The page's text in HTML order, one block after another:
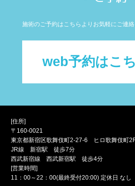
施術のご予約はこちらよりお気軽にご連絡
web予約はこ
[住所]
〒160-0021
東京都新宿区歌舞伎町2-27-6 ヒロ歌舞伎町
JR線 新宿駅 徒歩7分
西武新宿線 西武新宿駅 徒歩4分
[営業時間]
11：00～22：00(最終受付20:00) 定休日 なし